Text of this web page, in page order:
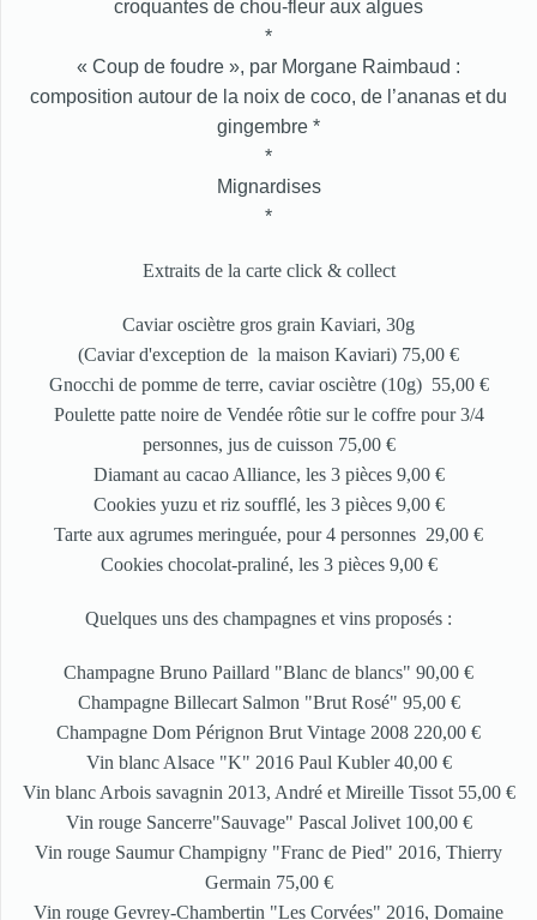
croquantes de chou-fleur aux algues
*
« Coup de foudre », par Morgane Raimbaud :
composition autour de la noix de coco, de l’ananas et du
gingembre *
*
Mignardises
*
Extraits de la carte click & collect
Caviar osciètre gros grain Kaviari, 30g
(Caviar d'exception de la maison Kaviari) 75,00 €
Gnocchi de pomme de terre, caviar osciètre (10g) 55,00 €
Poulette patte noire de Vendée rôtie sur le coffre pour 3/4
personnes, jus de cuisson 75,00 €
Diamant au cacao Alliance, les 3 pièces 9,00 €
Cookies yuzu et riz soufflé, les 3 pièces 9,00 €
Tarte aux agrumes meringuée, pour 4 personnes 29,00 €
Cookies chocolat-praliné, les 3 pièces 9,00 €
Quelques uns des champagnes et vins proposés :
Champagne Bruno Paillard "Blanc de blancs" 90,00 €
Champagne Billecart Salmon "Brut Rosé" 95,00 €
Champagne Dom Pérignon Brut Vintage 2008 220,00 €
Vin blanc Alsace "K" 2016 Paul Kubler 40,00 €
Vin blanc Arbois savagnin 2013, André et Mireille Tissot 55,00 €
Vin rouge Sancerre"Sauvage" Pascal Jolivet 100,00 €
Vin rouge Saumur Champigny "Franc de Pied" 2016, Thierry
Germain 75,00 €
Vin rouge Gevrey-Chambertin "Les Corvées" 2016, Domaine